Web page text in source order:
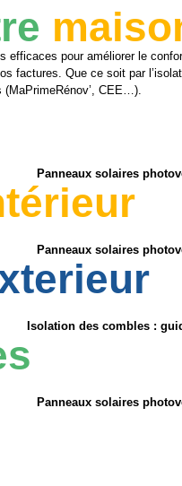
efficaces pour améliorer le
factures. Que ce soit par
(MaPrimeRénov’, CEE…).